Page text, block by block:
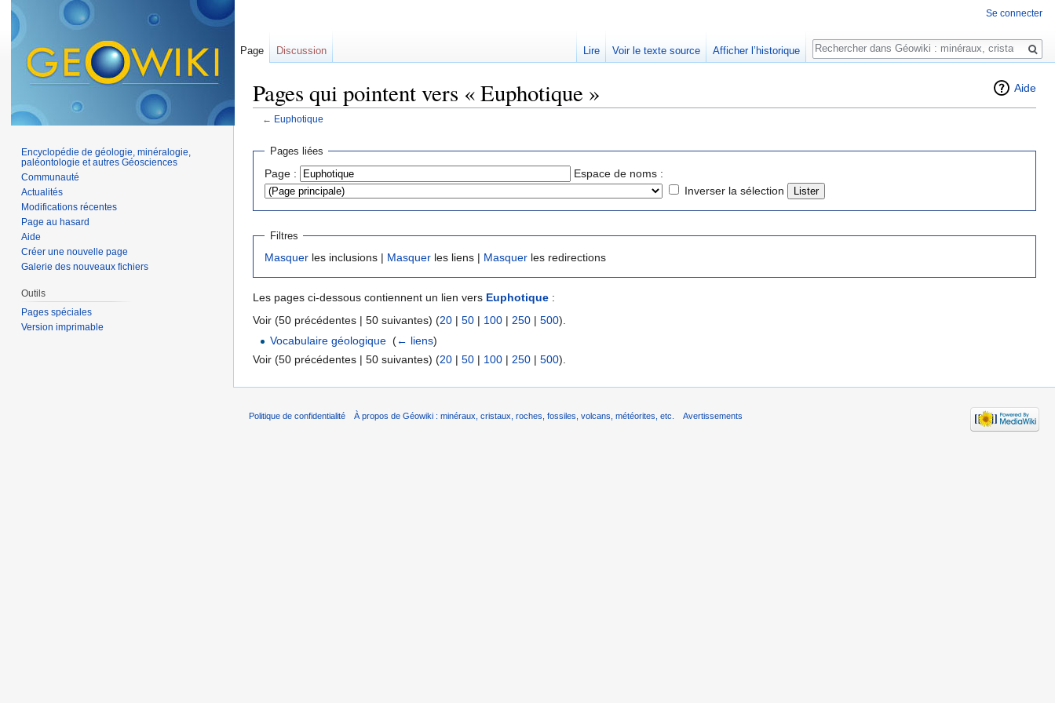
Aide
Pages qui pointent vers « Euphotique »
← Euphotique
Pages liées
Page :
Espace de noms :
Inverser la sélection
Filtres
Masquer les inclusions | Masquer les liens | Masquer les redirections
Les pages ci-dessous contiennent un lien vers Euphotique :
Voir (50 précédentes | 50 suivantes) (20 | 50 | 100 | 250 | 500).
Vocabulaire géologique ‎(← liens)
Voir (50 précédentes | 50 suivantes) (20 | 50 | 100 | 250 | 500).
Se connecter
Page Discussion Lire Voir le texte source Afficher l’historique
Rechercher
Encyclopédie de géologie, minéralogie,
paléontologie et autres Géosciences
Communauté
Actualités
Modifications récentes
Page au hasard
Aide
Créer une nouvelle page
Galerie des nouveaux fichiers
Outils
Pages spéciales
Version imprimable
Politique de confidentialité À propos de Géowiki : minéraux, cristaux, roches, fossiles, volcans, météorites, etc. Avertissements